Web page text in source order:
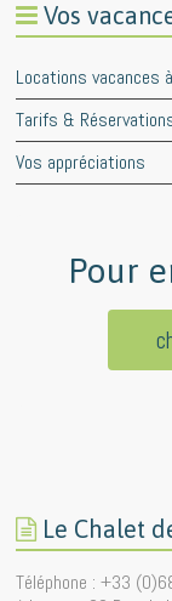
Vos
Locations vacances
Tarifs &
Vos appréciations
Pour
Le Chalet
Téléphone : +33